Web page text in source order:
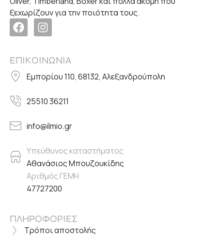
ξεχωρίζουν για την ποιότητα τους.
ΕΠΙΚΟΙΝΩΝΙΑ
Εμπορίου 110, 68132, Αλεξανδρούπολη
25510 36211
info@ilmio.gr
Υπεύθυνος καταστήματος
Αθανάσιος Μπουζουκίδης
Αριθμός ΓΕΜΗ
47727200
ΠΛΗΡΟΦΟΡΙΕΣ
Τρόποι αποστολής